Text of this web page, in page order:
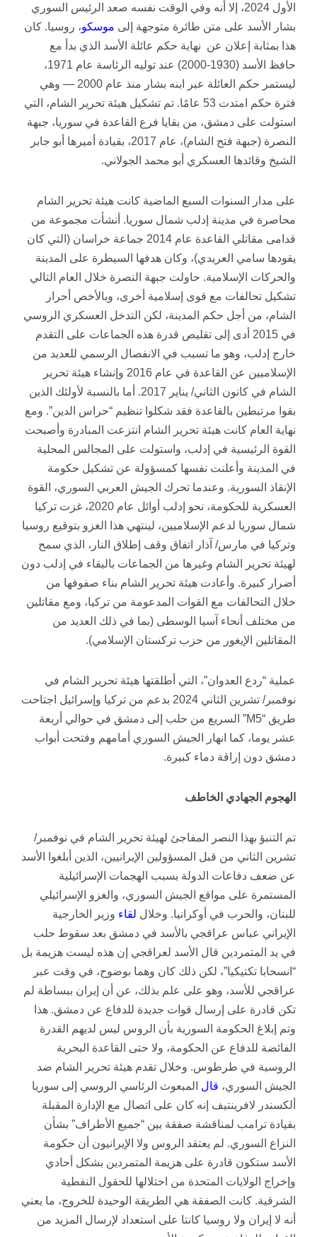
الأول 2024، إلا أنه وفي الوقت نفسه صعد الرئيس السوري
بشار الأسد على متن طائرة متوجهة إلى موسكو، روسيا. كان
هذا بمثابة إعلان عن نهاية حكم عائلة الأسد الذي بدأ مع
حافظ الأسد (1930-2000) عند توليه الرئاسة عام 1971،
ليستمر حكم العائلة عبر ابنه بشار منذ عام 2000 — وهي
فترة حكم امتدت 53 عامًا. تم تشكيل هيئة تحرير الشام، التي
استولت على دمشق، من بقايا فرع القاعدة في سوريا، جبهة
النصرة (جبهة فتح الشام)، عام 2017، بقيادة أميرها أبو جابر
الشيخ وقائدها العسكري أبو محمد الجولاني.
على مدار السنوات السبع الماضية كانت هيئة تحرير الشام
محاصرة في مدينة إدلب شمال سوريا. أنشأت مجموعة من
قدامى مقاتلي القاعدة عام 2014 جماعة خراسان (التي كان
يقودها سامي العريدي)، وكان هدفها السيطرة على المدينة
والحركات الإسلامية. حاولت جبهة النصرة خلال العام التالي
تشكيل تحالفات مع قوى إسلامية أخرى، وبالأخص أحرار
الشام، من أجل حكم المدينة، لكن التدخل العسكري الروسي
في 2015 أدى إلى تقليص قدرة هذه الجماعات على التقدم
خارج إدلب، وهو ما تسبب في الانفصال الرسمي للعديد من
الإسلاميين عن القاعدة في عام 2016 وإنشاء هيئة تحرير
الشام في كانون الثاني/ يناير 2017. أما بالنسبة لأولئك الذين
بقوا مرتبطين بالقاعدة فقد شكلوا تنظيم “حراس الدين”. ومع
نهاية العام كانت هيئة تحرير الشام انتزعت المبادرة وأصبحت
القوة الرئيسية في إدلب، واستولت على المجالس المحلية
في المدينة وأعلنت نفسها كمسؤولة عن تشكيل حكومة
الإنقاذ السورية. وعندما تحرك الجيش العربي السوري، القوة
العسكرية للحكومة، نحو إدلب أوائل عام 2020، غزت تركيا
شمال سوريا لدعم الإسلاميين، لينتهي هذا الغزو بتوقيع روسيا
وتركيا في مارس/ آذار اتفاق وقف إطلاق النار، الذي سمح
لهيئة تحرير الشام وغيرها من الجماعات بالبقاء في إدلب دون
أضرار كبيرة. وأعادت هيئة تحرير الشام بناء صفوفها من
خلال التحالفات مع القوات المدعومة من تركيا، ومع مقاتلين
من مختلف أنحاء آسيا الوسطى (بما في ذلك العديد من
المقاتلين الإيغور من حزب تركستان الإسلامي).
عملية “ردع العدوان”، التي أطلقتها هيئة تحرير الشام في
نوفمبر/ تشرين الثاني 2024 بدعم من تركيا وإسرائيل اجتاحت
طريق “M5” السريع من حلب إلى دمشق في حوالي أربعة
عشر يوما، كما انهار الجيش السوري أمامهم وفتحت أبواب
دمشق دون إراقة دماء كبيرة.
الهجوم الجهادي الخاطف
تم التنبؤ بهذا النصر المفاجئ لهيئة تحرير الشام في نوفمبر/
تشرين الثاني من قبل المسؤولين الإيرانيين، الذين أبلغوا الأسد
عن ضعف دفاعات الدولة بسبب الهجمات الإسرائيلية
المستمرة على مواقع الجيش السوري، والغزو الإسرائيلي
للبنان، والحرب في أوكرانيا. وخلال لقاء وزير الخارجية
الإيراني عباس عراقجي بالأسد في دمشق بعد سقوط حلب
في يد المتمردين قال الأسد لعراقجي إن هذه ليست هزيمة بل
“انسحابا تكتيكيا”، لكن ذلك كان وهما بوضوح، في وقت عبر
عراقجي للأسد، وهو على علم بذلك، عن أن إيران ببساطة لم
تكن قادرة على إرسال قوات جديدة للدفاع عن دمشق. هذا
وتم إبلاغ الحكومة السورية بأن الروس ليس لديهم القدرة
الفائضة للدفاع عن الحكومة، ولا حتى القاعدة البحرية
الروسية في طرطوس. وخلال تقدم هيئة تحرير الشام ضد
الجيش السوري، قال المبعوث الرئاسي الروسي إلى سوريا
ألكسندر لافرينتيف إنه كان على اتصال مع الإدارة المقبلة
بقيادة ترامب لمناقشة صفقة بين “جميع الأطراف” بشأن
النزاع السوري. لم يعتقد الروس ولا الإيرانيون أن حكومة
الأسد ستكون قادرة على هزيمة المتمردين بشكل أحادي
وإخراج الولايات المتحدة من احتلالها للحقول النفطية
الشرقية. كانت الصفقة هي الطريقة الوحيدة للخروج، ما يعني
أنه لا إيران ولا روسيا كانتا على استعداد لإرسال المزيد من